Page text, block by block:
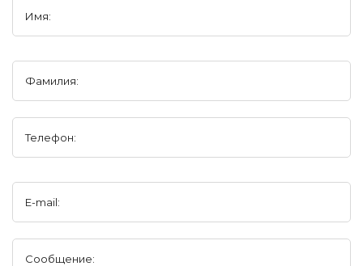
Имя:
Фамилия:
Телефон:
E-mail:
Сообщение: